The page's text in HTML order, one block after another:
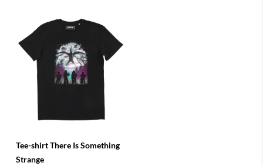
Tee-shirt There Is Something
Strange